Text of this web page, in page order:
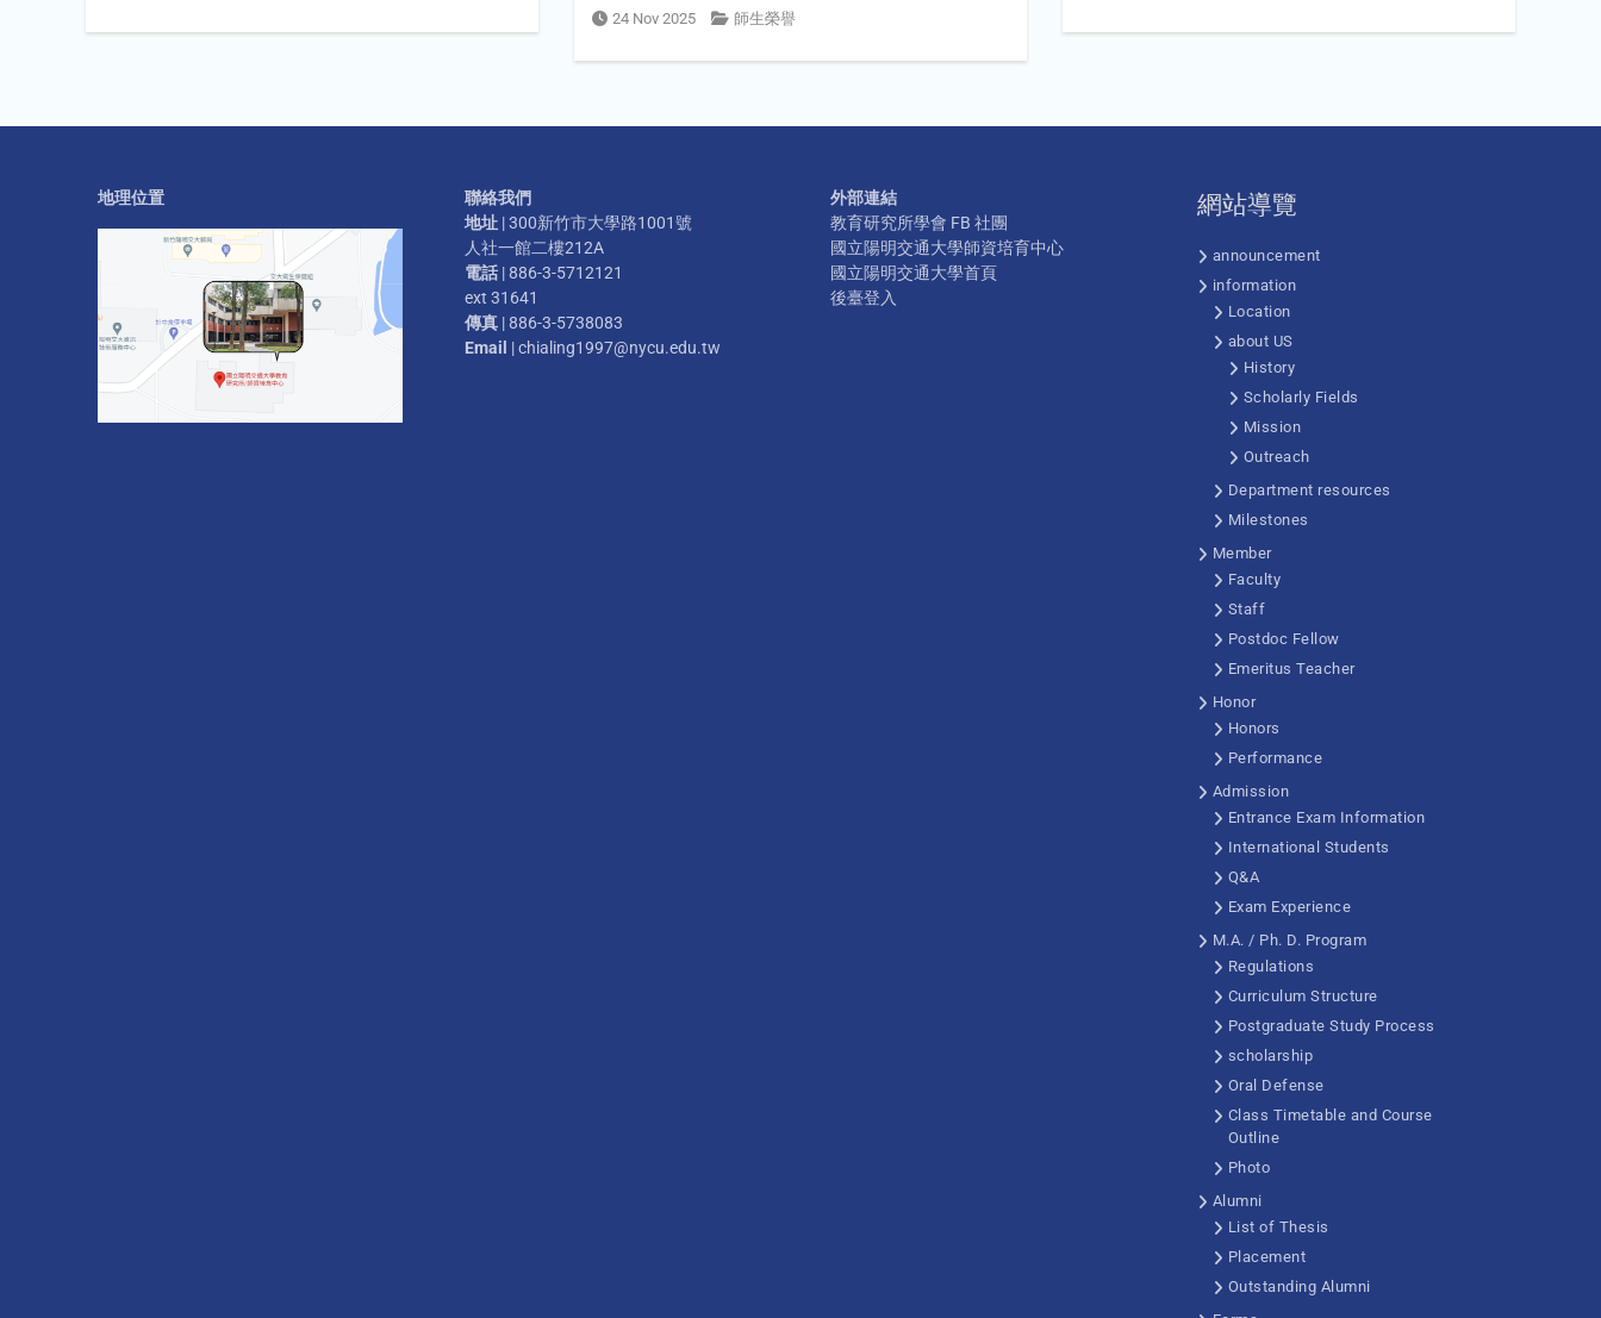
24 Nov 2025 師生榮譽
地理位置
聯絡我們
地址 | 300新竹市大學路1001號
人社一館二樓212A
電話| 886-3-5712121
ext 31641
傳真| 886-3-5738083
Email | chialing1997@nycu.edu.tw
外部連結
教育研究所學會 FB 社團
國立陽明交通大學師資培育中心
國立陽明交通大學首頁
後臺登入
網站導覽
announcement
information
Location
about US
History
Scholarly Fields
Mission
Outreach
Department resources
Milestones
Member
Faculty
Staff
Postdoc Fellow
Emeritus Teacher
Honor
Honors
Performance
Admission
Entrance Exam Information
International Students
Q&A
Exam Experience
M.A. / Ph. D. Program
Regulations
Curriculum Structure
Postgraduate Study Process
scholarship
Oral Defense
Class Timetable and Course
Outline
Photo
Alumni
List of Thesis
Placement
Outstanding Alumni